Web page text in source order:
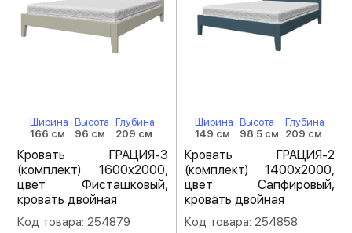
Ширина
166 см
Высота
96 см
Глубина
209 см
Кровать ГРАЦИЯ-3
(комплект) 1600х2000,
цвет Фисташковый,
кровать двойная
Код товара: 254879
Ширина
149 см
Высота
98.5 см
Глубина
209 см
Кровать ГРАЦИЯ-2
(комплект) 1400х2000,
цвет Сапфировый,
кровать двойная
Код товара: 254858